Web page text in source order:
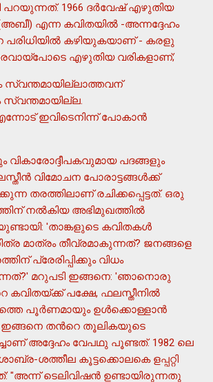
പറയുന്നത്. 1966 ദര്‍വേഷ് എഴുതിയ
എന്ന കവിതയില്‍ -അന്നദ്ദേഹം
പരിധിയില്‍ കഴിയുകയാണ് - കരളു
എഴുതിയ വരികളാണ്;
സ്വന്തമായില്ലാത്തവന്
ഇവിടെനിന്ന് പോകാന്‍
പദങ്ങളും
വിമോചന പോരാട്ടങ്ങള്‍ക്ക്
തരത്തിലാണ് രചിക്കപ്പെട്ടത്. ഒരു
നല്‍കിയ അഭിമുഖത്തില്‍
'താങ്കളുടെ കവിതകള്‍
മാത്രം തീവ്രമാകുന്നത്? ജനങ്ങളെ
പ്രേരിപ്പിക്കും വിധം
മറുപടി ഇങ്ങനെ: 'ഞാനൊരു
പക്ഷേ, ഫലസ്തീനില്‍
പൂര്‍ണമായും ഉള്‍ക്കൊള്ളാന്‍
ഇങ്ങനെ തന്‍റെ തൂലികയുടെ
അദ്ദേഹം വേപഥു പൂണ്ടത്. 1982 ലെ
ശത്തീല കൂട്ടക്കൊലകെ ളപ്പറ്റി
"അന്ന് ടെലിവിഷന്‍ ഉണ്ടായിരുന്നതു